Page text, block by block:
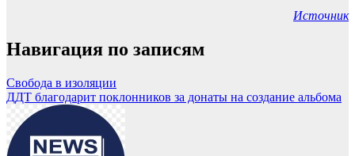
Источник
Навигация по записям
Свобода в изоляции
ДДТ благодарит поклонников за донаты на создание альбома